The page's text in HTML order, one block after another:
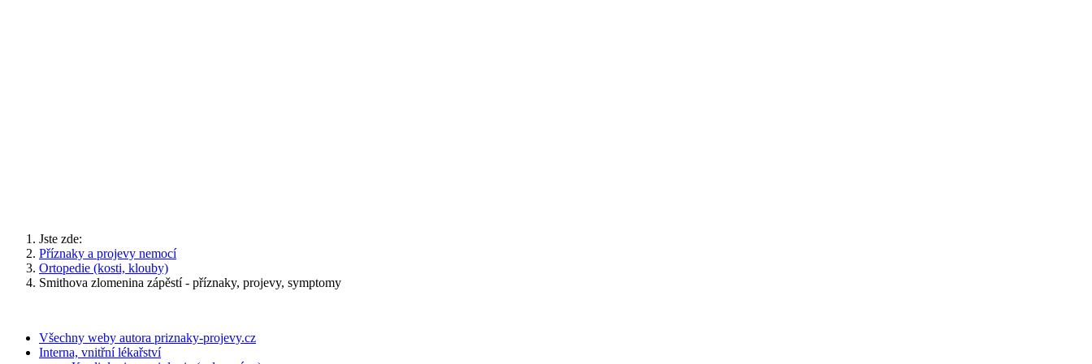
Jste zde:
Příznaky a projevy nemocí
Ortopedie (kosti, klouby)
Smithova zlomenina zápěstí - příznaky, projevy, symptomy
Všechny weby autora priznaky-projevy.cz
Interna, vnitřní lékařství